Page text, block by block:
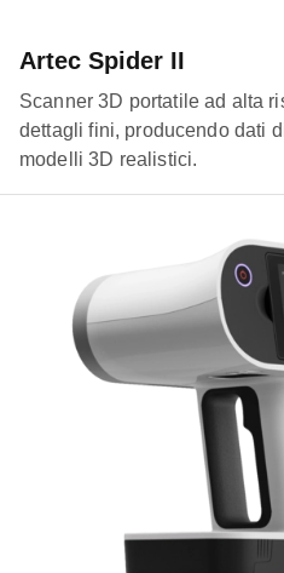
Artec Spider II
Scanner 3D portatile ad alta
dettagli fini, producendo dati
modelli 3D realistici.